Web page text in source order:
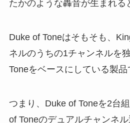
たかのような轟音が生まれる
Duke of Toneはそもそも、
ネルのうちの1チャンネルを
Toneをベースにしている製品
つまり、Duke of Toneを2台
of Toneのデュアルチャンネ